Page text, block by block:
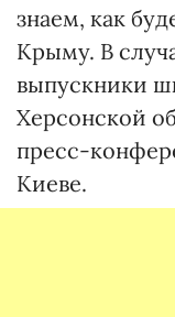
знаем, как
Крыму. В
выпускники
Херсонской
пресс-
Киеве.